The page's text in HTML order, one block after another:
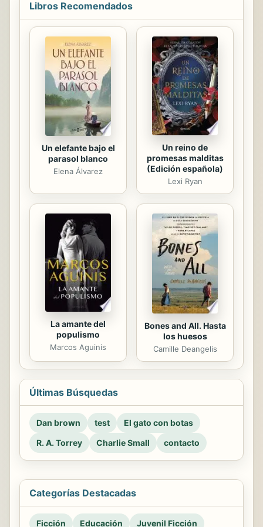
detalle el curso de la guerra civil
desde que fue promulgado el Plan
de Ayala, en noviembre de 1911,
hasta que las tropas rebeldes
tomaron la ciudad de México, a
finales de 1914.
Libros Recomendados
Un elefante bajo el
parasol blanco
Elena Álvarez
Un reino de
promesas malditas
(Edición española)
Lexi Ryan
La amante del
populismo
Marcos Aguinis
Bones and All. Hasta
los huesos
Camille Deangelis
Últimas Búsquedas
Dan brown test
El gato con botas
R. A. Torrey
Charlie Small contacto
Categorías Destacadas
Ficción Educación Juvenil Ficción